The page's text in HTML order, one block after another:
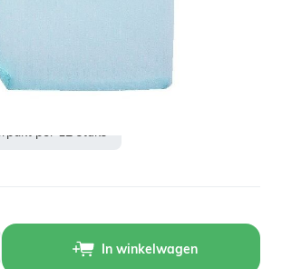
per 12 stuks
In winkelwagen